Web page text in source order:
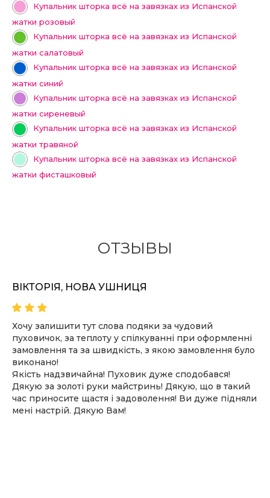
Купальник шторка всё на завязках из Испанской
жатки розовый
Купальник шторка всё на завязках из Испанской
жатки салатовый
Купальник шторка всё на завязках из Испанской
жатки синий
Купальник шторка всё на завязках из Испанской
жатки сиреневый
Купальник шторка всё на завязках из Испанской
жатки травяной
Купальник шторка всё на завязках из Испанской
жатки фисташковый
ОТЗЫВЫ
ВІКТОРІЯ, НОВА УШНИЦЯ
Хочу залишити тут слова подяки за чудовий
пуховичок, за теплоту у спілкуванні при оформленні
замовлення та за швидкість, з якою замовлення було
виконано!
Якість надзвичайна! Пуховик дуже сподобався!
Дякую за золоті руки майстринь! Дякую, що в такий
час приносите щастя і задоволення! Ви дуже підняли
мені настрій. Дякую Вам!